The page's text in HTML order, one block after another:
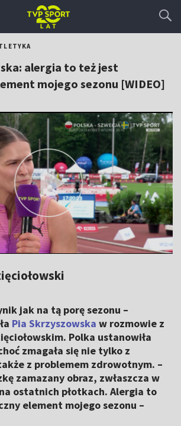
alergia to też jest
mojego sezonu [WIDEO]
jak na tą porę sezonu –
Pia Skrzyszowska w rozmowie z
Polka ustanowiła
zmagała się nie tylko z
z problemem zdrowotnym. –
zamazany obraz, zwłaszcza w
ostatnich płotkach. Alergia to
element mojego sezonu –